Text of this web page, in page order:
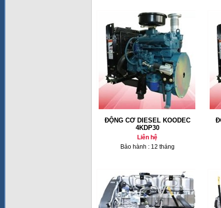
ĐỘNG CƠ DIESEL KOODEC
4KDP30
Liên hệ
Bảo hành : 12 tháng